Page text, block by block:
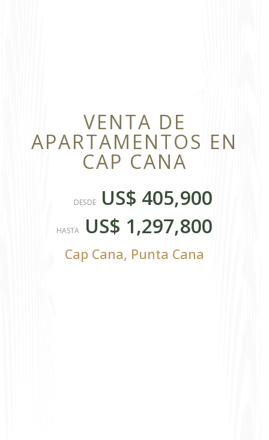
VENTA DE
APARTAMENTOS EN
CAP CANA
DESDE US$ 405,900
HASTA US$ 1,297,800
Cap Cana, Punta Cana